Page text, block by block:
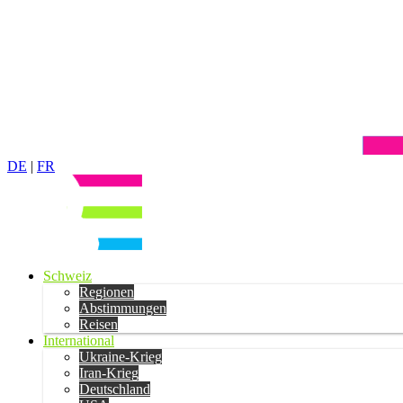
DE | FR
Schweiz
Regionen
Abstimmungen
Reisen
International
Ukraine-Krieg
Iran-Krieg
Deutschland